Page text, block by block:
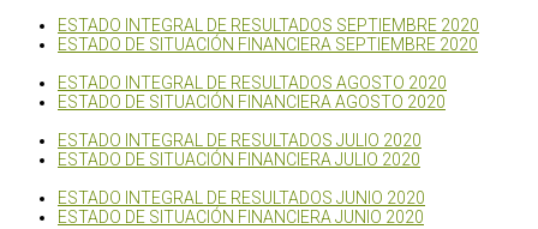
ESTADO INTEGRAL DE RESULTADOS SEPTIEMBRE 2020
ESTADO DE SITUACIÓN FINANCIERA SEPTIEMBRE 2020
ESTADO INTEGRAL DE RESULTADOS AGOSTO 2020
ESTADO DE SITUACIÓN FINANCIERA AGOSTO 2020
ESTADO INTEGRAL DE RESULTADOS JULIO 2020
ESTADO DE SITUACIÓN FINANCIERA JULIO 2020
ESTADO INTEGRAL DE RESULTADOS JUNIO 2020
ESTADO DE SITUACIÓN FINANCIERA JUNIO 2020